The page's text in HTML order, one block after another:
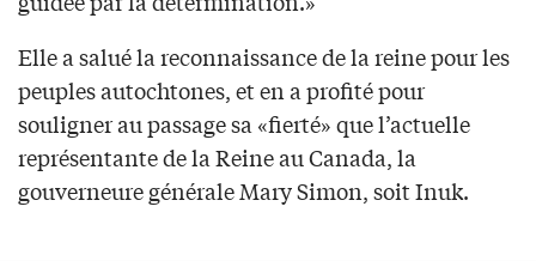
Elle a salué la reconnaissance de la reine pour les
peuples autochtones, et en a profité pour
souligner au passage sa «fierté» que l’actuelle
représentante de la Reine au Canada, la
gouverneure générale Mary Simon, soit Inuk.